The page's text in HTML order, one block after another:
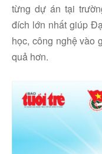
từng dự án tại
đích lớn nhất giúp
học, công nghệ vào
quả hơn.